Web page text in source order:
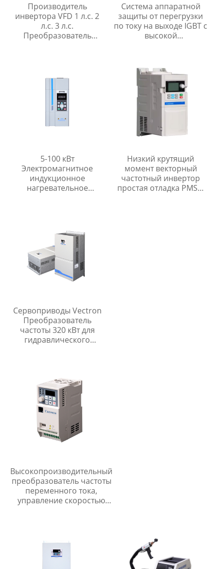
Производитель
инвертора VFD 1 л.с. 2
л.с. 3 л.с.
Преобразователь
Система аппаратной
защиты от перегрузки
по току на выходе IGBT с
высокой
5-100 кВт
Электромагнитное
индукционное
нагревательное
Низкий крутящий
момент векторный
частотный инвертор
простая отладка PMSM
Сервоприводы Vectron
Преобразователь
частоты 320 кВт для
гидравлического
Высокопроизводительный
преобразователь частоты
переменного тока,
управление скоростью